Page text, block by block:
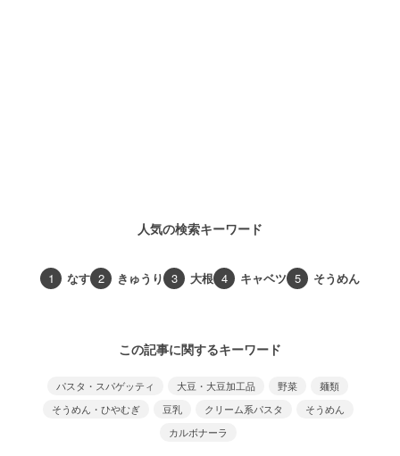
人気の検索キーワード
1 なす 2 きゅうり 3 大根 4 キャベツ 5 そうめん
この記事に関するキーワード
パスタ・スパゲッティ 大豆・大豆加工品 野菜
麺類
そうめん・ひやむぎ
豆乳 クリーム系パスタ
そうめん
カルボナーラ